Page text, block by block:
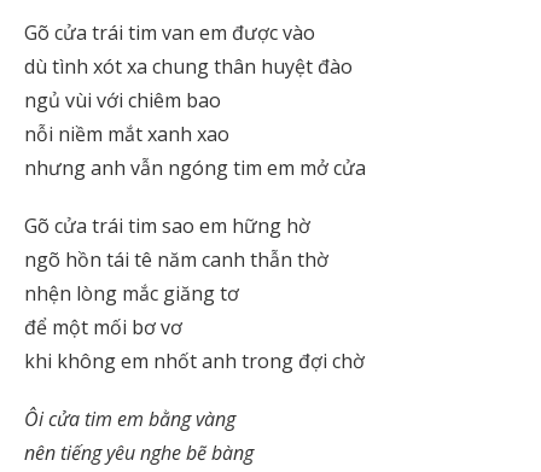
Gõ cửa trái tim van em được vào
dù tình xót xa chung thân huyệt đào
ngủ vùi với chiêm bao
nỗi niềm mắt xanh xao
nhưng anh vẫn ngóng tim em mở cửa
Gõ cửa trái tim sao em hững hờ
ngõ hồn tái tê năm canh thẫn thờ
nhện lòng mắc giăng tơ
để một mối bơ vơ
khi không em nhốt anh trong đợi chờ
Ôi cửa tim em bằng vàng
nên tiếng yêu nghe bẽ bàng